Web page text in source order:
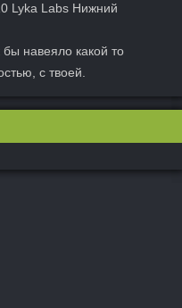
Lyka Labs Нижний
навеяло какой то
с твоей.